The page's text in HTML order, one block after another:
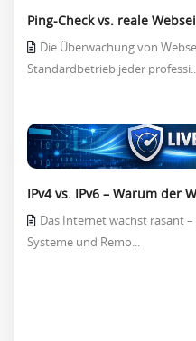
Ping-Check vs. reale
Die Überwachung von
Standardbetrieb jeder
IPv4 vs. IPv6 – Warum der
Das Internet wächst rasant
Systeme und Remo...